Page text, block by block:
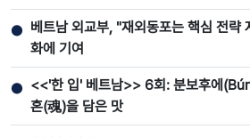
● 베트남 외교부, "재외동포는 핵심 전략
화에 기여
● <<'한 입' 베트남>> 6회: 분보후에
혼(魂)을 담은 맛